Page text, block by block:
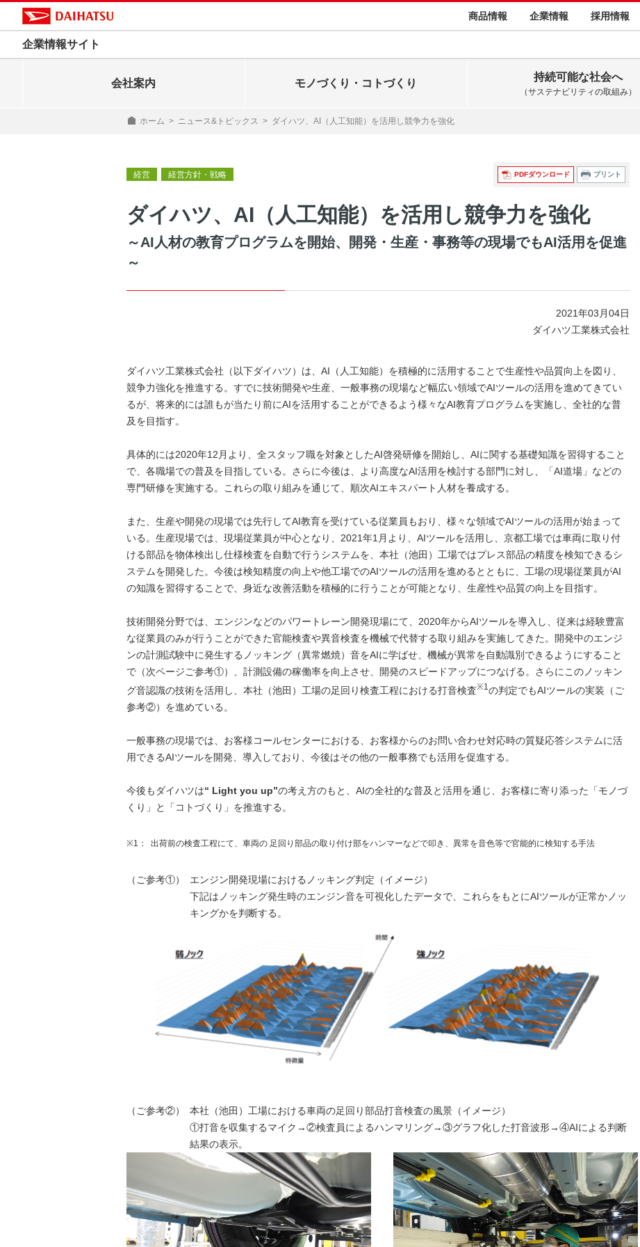
商品情報 企業情報 採用情報
企業情報サイト
会社案内 モノづくり・コトづくり
持続可能な社会へ
（サステナビリティの取組み）
ホーム > ニュース&トピックス > ダイハツ、AI（人工知能）を活用し競争力を強化
PDFダウンロード プリント
経営 経営方針・戦略
ダイハツ、AI（人工知能）を活用し競争力を強化
～AI人材の教育プログラムを開始、開発・生産・事務等の現場でもAI活用を促進
～
2021年03月04日
ダイハツ工業株式会社
ダイハツ工業株式会社（以下ダイハツ）は、AI（人工知能）を積極的に活用することで生産性や品質向上を図り、
競争力強化を推進する。すでに技術開発や生産、一般事務の現場など幅広い領域でAIツールの活用を進めてきてい
るが、将来的には誰もが当たり前にAIを活用することができるよう様々なAI教育プログラムを実施し、全社的な普
及を目指す。
具体的には2020年12月より、全スタッフ職を対象としたAI啓発研修を開始し、AIに関する基礎知識を習得すること
で、各職場での普及を目指している。さらに今後は、より高度なAI活用を検討する部門に対し、「AI道場」などの
専門研修を実施する。これらの取り組みを通じて、順次AIエキスパート人材を養成する。
また、生産や開発の現場では先行してAI教育を受けている従業員もおり、様々な領域でAIツールの活用が始まって
いる。生産現場では、現場従業員が中心となり、2021年1月より、AIツールを活用し、京都工場では車両に取り付
ける部品を物体検出し仕様検査を自動で行うシステムを、本社（池田）工場ではプレス部品の精度を検知できるシ
ステムを開発した。今後は検知精度の向上や他工場でのAIツールの活用を進めるとともに、工場の現場従業員がAI
の知識を習得することで、身近な改善活動を積極的に行うことが可能となり、生産性や品質の向上を目指す。
技術開発分野では、エンジンなどのパワートレーン開発現場にて、2020年からAIツールを導入し、従来は経験豊富
な従業員のみが行うことができた官能検査や異音検査を機械で代替する取り組みを実施してきた。開発中のエンジ
ンの計測試験中に発生するノッキング（異常燃焼）音をAIに学ばせ、機械が異常を自動識別できるようにすること
で（次ページご参考①）、計測設備の稼働率を向上させ、開発のスピードアップにつなげる。さらにこのノッキン
グ音認識の技術を活用し、本社（池田）工場の足回り検査工程における打音検査※1 の判定でもAIツールの実装（ご
参考②）を進めている。
一般事務の現場では、お客様コールセンターにおける、お客様からのお問い合わせ対応時の質疑応答システムに活
用できるAIツールを開発、導入しており、今後はその他の一般事務でも活用を促進する。
今後もダイハツは“ Light you up”の考え方のもと、AIの全社的な普及と活用を通じ、お客様に寄り添った「モノづ
くり」と「コトづくり」を推進する。
※1： 出荷前の検査工程にて、車両の 足回り部品の取り付け部をハンマーなどで叩き、異常を音色等で官能的に検知する手法
（ご参考①）
エンジン開発現場におけるノッキング判定（イメージ）
下記はノッキング発生時のエンジン音を可視化したデータで、これらをもとにAIツールが正常かノッ
キングかを判断する。
（ご参考②）
本社（池田）工場における車両の足回り部品打音検査の風景（イメージ）
①打音を収集するマイク→②検査員によるハンマリング→③グラフ化した打音波形→④AIによる判断
結果の表示。